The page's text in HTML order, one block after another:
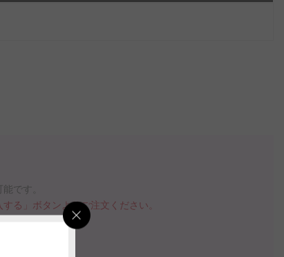
です。
る」ボタンよりご注文ください。
画